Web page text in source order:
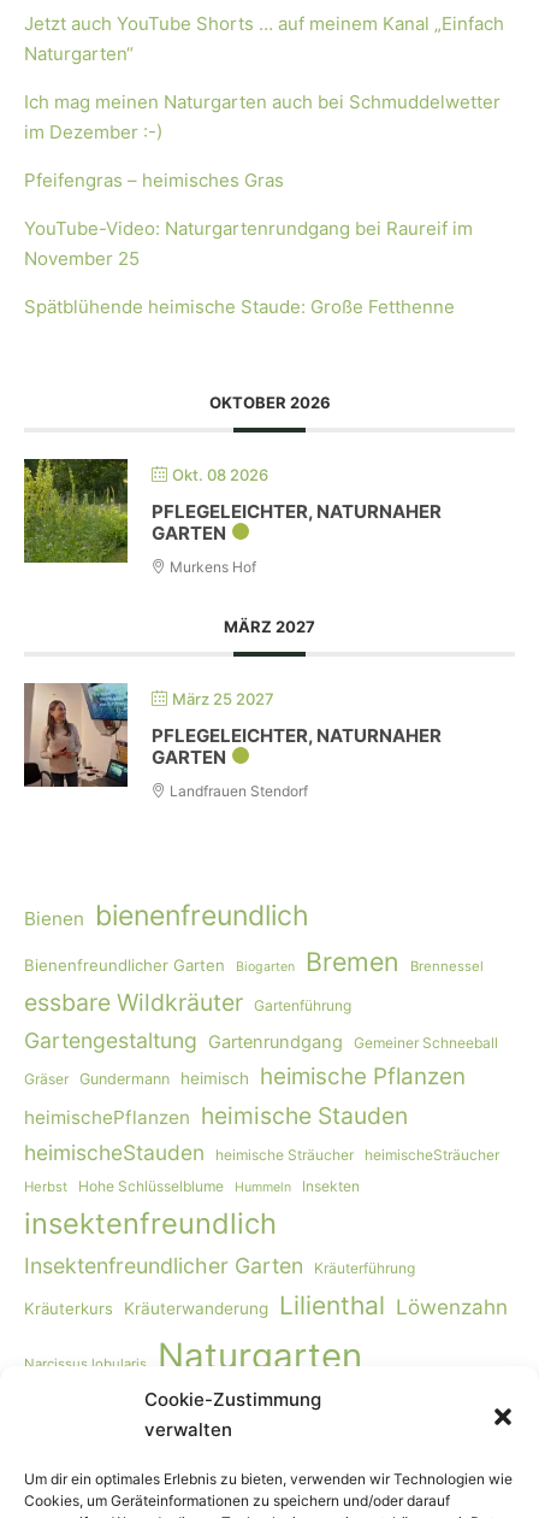
Cookie-Zustimmung
verwalten
Um dir ein optimales Erlebnis zu bieten, verwenden wir Technologien wie
Cookies, um Geräteinformationen zu speichern und/oder darauf
Jetzt auch YouTube Shorts … auf meinem Kanal „Einfach
Naturgarten“
Ich mag meinen Naturgarten auch bei Schmuddelwetter
im Dezember :-)
Pfeifengras – heimisches Gras
YouTube-Video: Naturgartenrundgang bei Raureif im
November 25
Spätblühende heimische Staude: Große Fetthenne
OKTOBER 2026
Okt. 08 2026
PFLEGELEICHTER, NATURNAHER
GARTEN
Murkens Hof
MÄRZ 2027
März 25 2027
PFLEGELEICHTER, NATURNAHER
GARTEN
Landfrauen Stendorf
Bienen bienenfreundlich
Bienenfreundlicher Garten Biogarten Bremen Brennessel
essbare Wildkräuter Gartenführung
Gartengestaltung Gartenrundgang
Gemeiner Schneeball
Gräser Gundermann heimisch heimische Pflanzen
heimischePflanzen heimische Stauden
heimischeStauden heimische Sträucher heimischeSträucher
Herbst Hohe Schlüsselblume Hummeln Insekten
insektenfreundlich
Insektenfreundlicher Garten Kräuterführung
Kräuterkurs Kräuterwanderung Lilienthal Löwenzahn
Narcissus lobularis Naturgarten
Naturgartengestaltung naturnaher Garten
Schmetterlinge Smoothie
Vogelmiere Vollwertkost Vögel Wiese Wildbienen
Wildkräuter Wildkräuter-Smoothie Wildkräuterkurs